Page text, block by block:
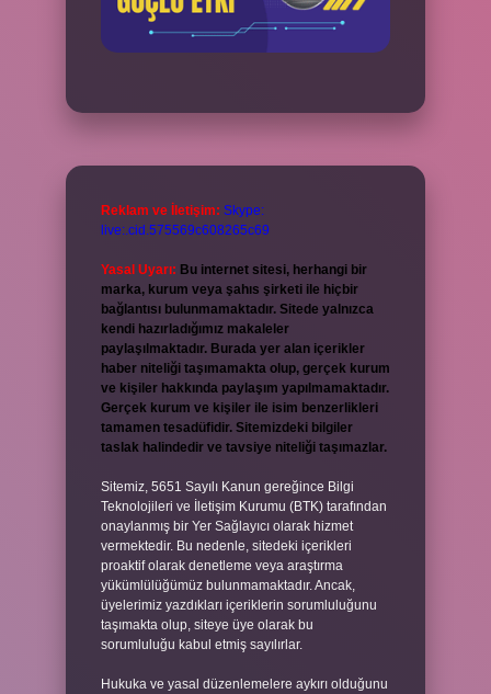
Reklam ve İletişim: Skype:
live:.cid.575569c608265c69
Yasal Uyarı: Bu internet sitesi, herhangi bir
marka, kurum veya şahıs şirketi ile hiçbir
bağlantısı bulunmamaktadır. Sitede yalnızca
kendi hazırladığımız makaleler
paylaşılmaktadır. Burada yer alan içerikler
haber niteliği taşımamakta olup, gerçek kurum
ve kişiler hakkında paylaşım yapılmamaktadır.
Gerçek kurum ve kişiler ile isim benzerlikleri
tamamen tesadüfidir. Sitemizdeki bilgiler
taslak halindedir ve tavsiye niteliği taşımazlar.
Sitemiz, 5651 Sayılı Kanun gereğince Bilgi
Teknolojileri ve İletişim Kurumu (BTK) tarafından
onaylanmış bir Yer Sağlayıcı olarak hizmet
vermektedir. Bu nedenle, sitedeki içerikleri
proaktif olarak denetleme veya araştırma
yükümlülüğümüz bulunmamaktadır. Ancak,
üyelerimiz yazdıkları içeriklerin sorumluluğunu
taşımakta olup, siteye üye olarak bu
sorumluluğu kabul etmiş sayılırlar.
Hukuka ve yasal düzenlemelere aykırı olduğunu